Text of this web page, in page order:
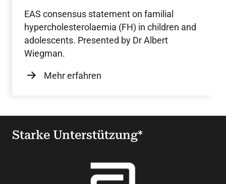
EAS consensus statement on familial
hypercholesterolaemia (FH) in children and
adolescents. Presented by Dr Albert
Wiegman.
Mehr erfahren
Starke Unterstützung*